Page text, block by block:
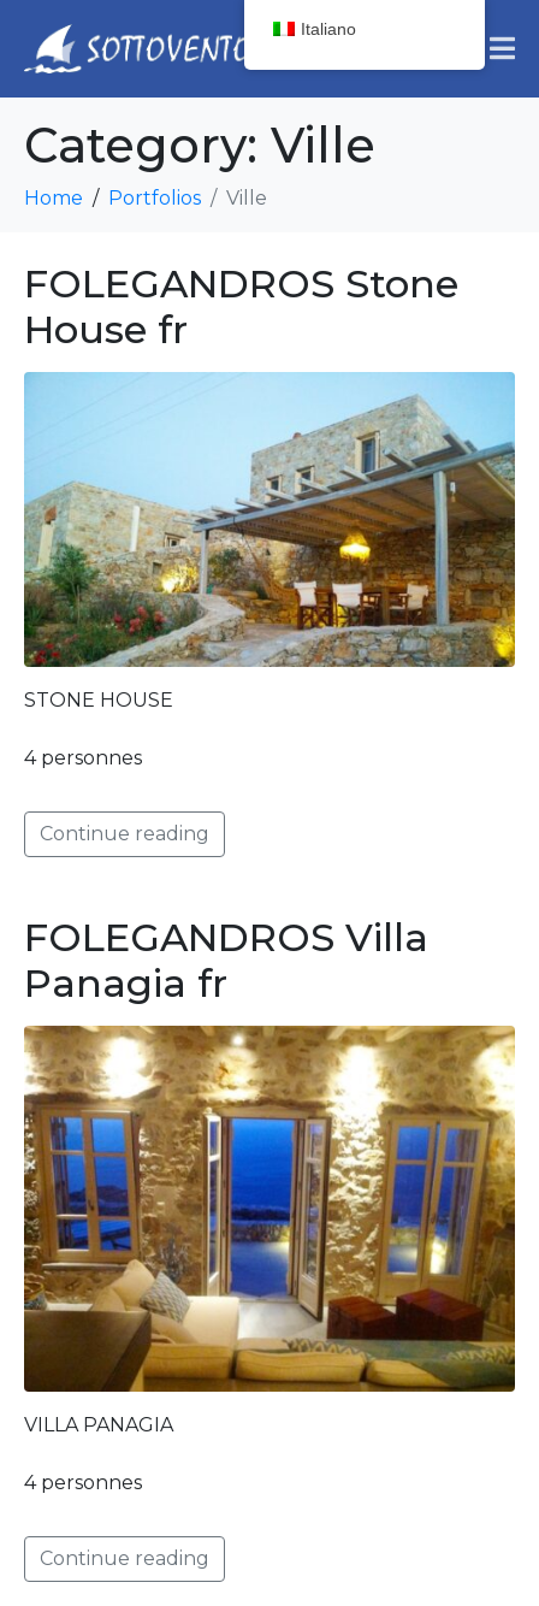
Category: Ville
Home Portfolios Ville
FOLEGANDROS Stone
House fr
STONE HOUSE
4 personnes
Continue reading
FOLEGANDROS Villa
Panagia fr
VILLA PANAGIA
4 personnes
Continue reading
Italiano